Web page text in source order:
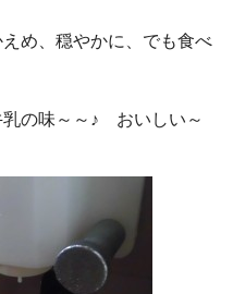
め、穏やかに、でも食べ
乳の味～～♪ おいしい～